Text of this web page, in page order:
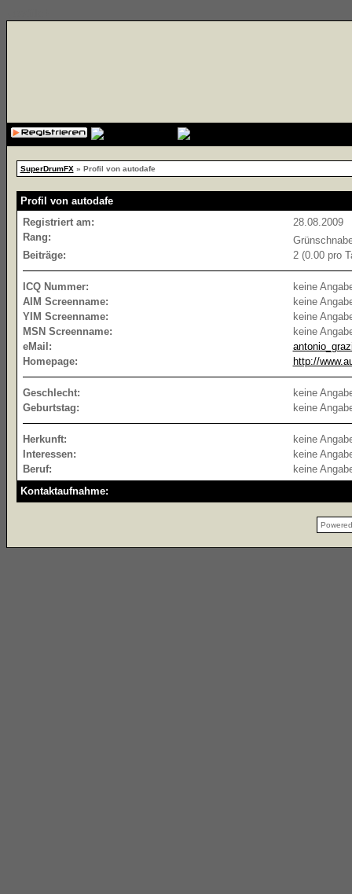
SuperDrumFX» Profil von autodafe
Profil von autodafe
Registriert am:
28.08.2009
Rang:
Beiträge:
2 (0.00 pro
ICQ Nummer:
keine
AIM Screenname:
keine
YIM Screenname:
keine
MSN Screenname:
keine
eMail:
Homepage:
http://
Geschlecht:
keine
Geburtstag:
keine
Herkunft:
keine
Interessen:
keine
Beruf:
keine
Kontaktaufnahme: